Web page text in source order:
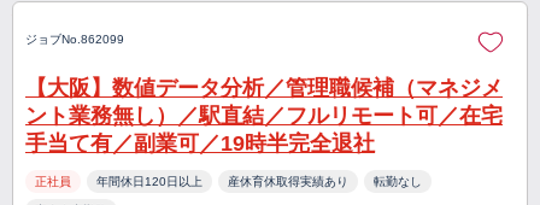
ジョブNo.862099
【大阪】数値データ分析／管理職候補（マネジメ
ント業務無し）／駅直結／フルリモート可／在宅
手当て有／副業可／19時半完全退社
正社員 年間休日120日以上 産休育休取得実績あり 転勤なし